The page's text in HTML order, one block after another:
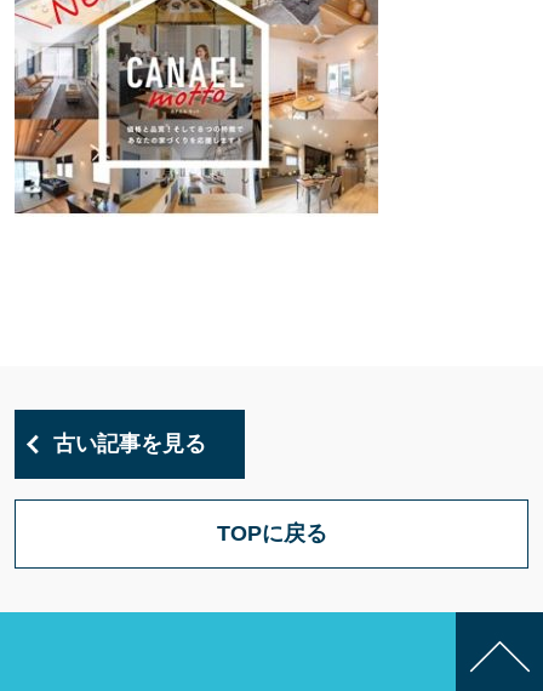
古い記事を見る
TOPに戻る